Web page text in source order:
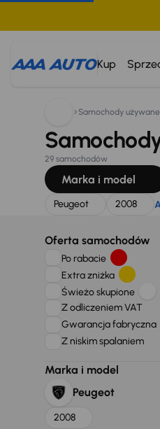
Kup
Szukam:
Samochody używane
29 samochodów
Marka i model
Peugeot 2008
Oferta samochodów
Po rabacie
Extra zniżka
Świeżo skupione
Z odliczeniem VAT
Gwarancja fabryczna
Z niskim spalaniem
Marka i model
Peugeot
2008